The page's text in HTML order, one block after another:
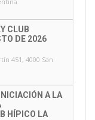
CLUB
DE 2026
451, 4000 San
A LA
HÍPICO LA